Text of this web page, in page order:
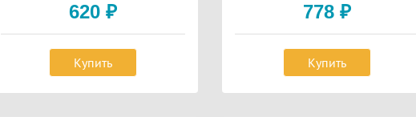
620 ₽
Купить
778₽
Купить